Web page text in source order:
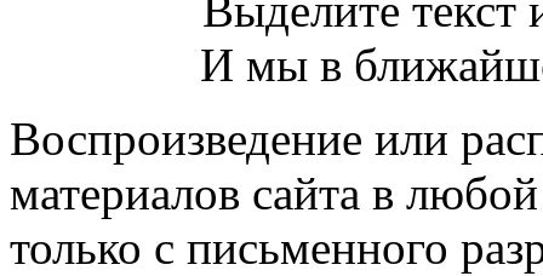
И мы в
Воспроизведение или
материалов сайта в
только с письменного